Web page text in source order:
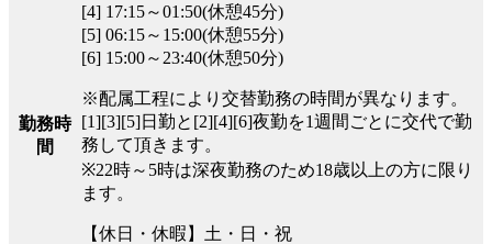
勤務時
間
[4] 17:15～01:50(休憩45分)
[5] 06:15～15:00(休憩55分)
[6] 15:00～23:40(休憩50分)
※配属工程により交替勤務の時間が異なります。
[1][3][5]日勤と[2][4][6]夜勤を1週間ごとに交代で勤
務して頂きます。
※22時～5時は深夜勤務のため18歳以上の方に限り
ます。
【休日・休暇】土・日・祝